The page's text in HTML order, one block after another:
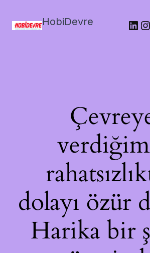
HobiDevre
dolayı özür
Harika bir